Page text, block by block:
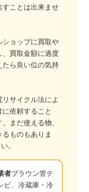
すことは出来ませ
ショップに買取や
、買取金額に過度
たら良い位の気持
サイクル法によ
依頼すること
まだ使える物、
ものもありま
。
者ブラウン管テ
ビ、冷蔵庫・冷